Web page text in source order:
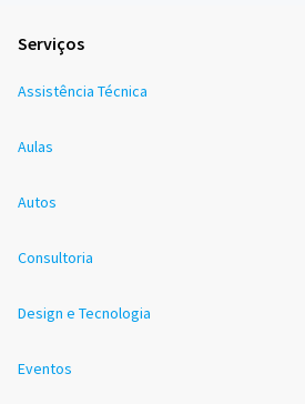
Serviços
Assistência Técnica
Aulas
Autos
Consultoria
Design e Tecnologia
Eventos